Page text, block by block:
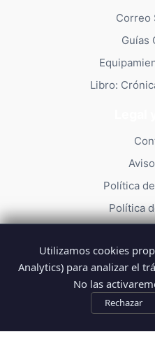
Correo
Guías
Libro:
Política
Política
© 2026 Summarios · La web
Utilizamos cookies
Analytics) para analizar el
No las
Rechazar